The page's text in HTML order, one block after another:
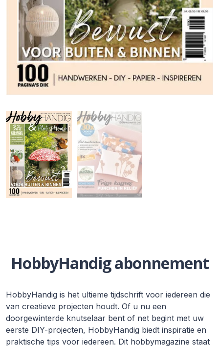
HobbyHandig abonnement
HobbyHandig is het ultieme tijdschrift voor iedereen die
van creatieve projecten houdt. Of u nu een
doorgewinterde knutselaar bent of net begint met uw
eerste DIY-projecten, HobbyHandig biedt inspiratie en
praktische tips voor iedereen. Dit hobbymagazine staat